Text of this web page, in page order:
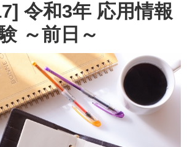
令和3年 応用情報
～前日～